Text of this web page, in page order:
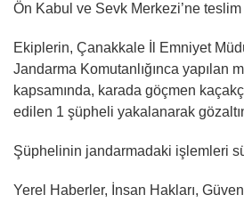
Ön Kabul ve Sevk Merkezi’ne
Ekiplerin, Çanakkale İl Emniyet
Jandarma Komutanlığınca yapılan
kapsamında, karada göçmen
edilen 1 şüpheli yakalanarak
Şüphelinin jandarmadaki işlemleri
Yerel Haberler, İnsan Hakları,